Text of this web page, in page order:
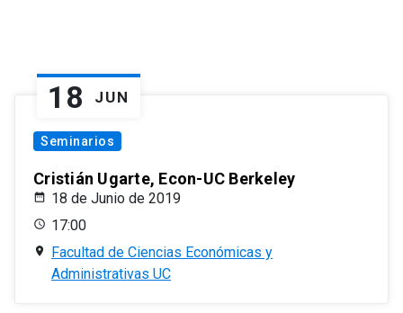
18 JUN
Seminarios
Cristián Ugarte, Econ-UC Berkeley
18 de Junio de 2019
17:00
Facultad de Ciencias Económicas y
Administrativas UC